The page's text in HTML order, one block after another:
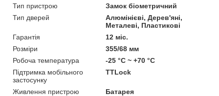
Тип пристрою
Замок біометричний
Тип дверей
Алюмінієві, Дерев'яні,
Металеві, Пластикові
Гарантія
12 міс.
Розміри
355/68 мм
Робоча температура
-25 °C ~ +70 °C
Підтримка мобільного
застосунку
TTLock
Живлення пристрою
Батарея